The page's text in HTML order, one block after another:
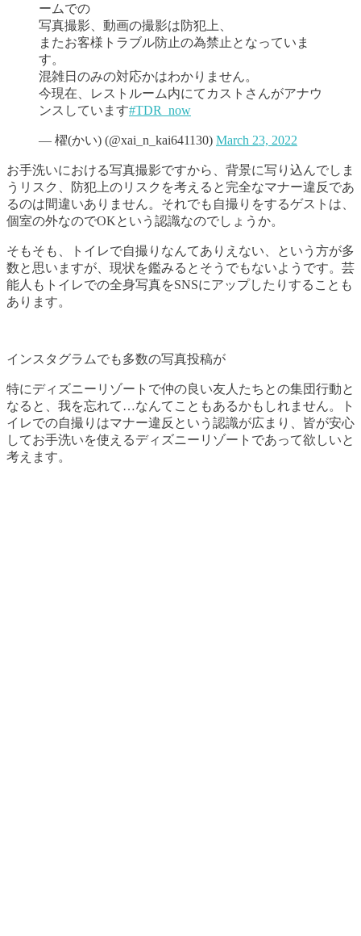
ームでの
写真撮影、動画の撮影は防犯上、
またお客様トラブル防止の為禁止となっていま
す。
混雑日のみの対応かはわかりません。
今現在、レストルーム内にてカストさんがアナウ
ンスしています#TDR_now
— 櫂(かい) (@xai_n_kai641130) March 23, 2022
お手洗いにおける写真撮影ですから、背景に写り込んでしま
うリスク、防犯上のリスクを考えると完全なマナー違反であ
るのは間違いありません。それでも自撮りをするゲストは、
個室の外なのでOKという認識なのでしょうか。
そもそも、トイレで自撮りなんてありえない、という方が多
数と思いますが、現状を鑑みるとそうでもないようです。芸
能人もトイレでの全身写真をSNSにアップしたりすることも
あります。
インスタグラムでも多数の写真投稿が
特にディズニーリゾートで仲の良い友人たちとの集団行動と
なると、我を忘れて…なんてこともあるかもしれません。ト
イレでの自撮りはマナー違反という認識が広まり、皆が安心
してお手洗いを使えるディズニーリゾートであって欲しいと
考えます。